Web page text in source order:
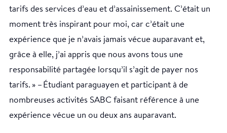
tarifs des services d’eau et d’assainissement. C’était un
moment très inspirant pour moi, car c’était une
expérience que je n’avais jamais vécue auparavant et,
grâce à elle, j’ai appris que nous avons tous une
responsabilité partagée lorsqu’il s’agit de payer nos
tarifs. » – Étudiant paraguayen et participant à de
nombreuses activités SABC faisant référence à une
expérience vécue un ou deux ans auparavant.